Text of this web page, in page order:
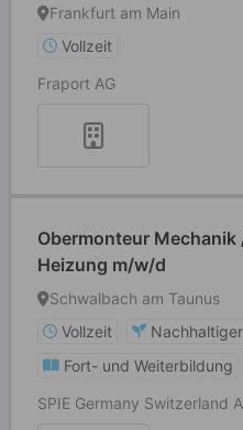
Frankfurt am Main
Vollzeit
Fraport AG
Obermonteur Mechanik
Heizung m/w/d
Schwalbach am Taunus
Vollzeit
Fort- und Weiterbildung
SPIE Germany Switzerland